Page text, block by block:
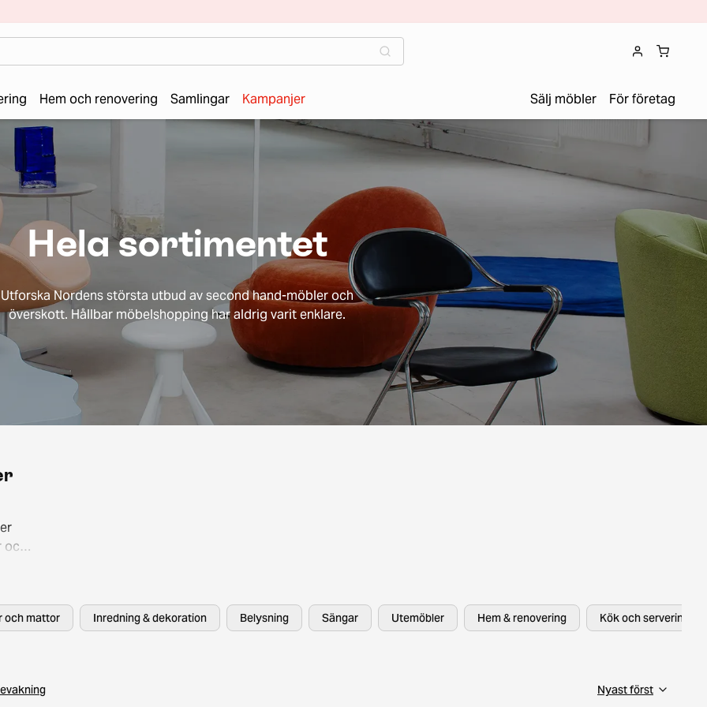
Hem och renovering Samlingar Kampanjer Sälj möbler För företag
Hela sortimentet
Utforska Nordens största utbud av second hand-möbler och
överskott. Hållbar möbelshopping har aldrig varit enklare.
och
att
och mattor Inredning & dekoration Belysning Sängar Utemöbler Hem & renovering Kök och servering